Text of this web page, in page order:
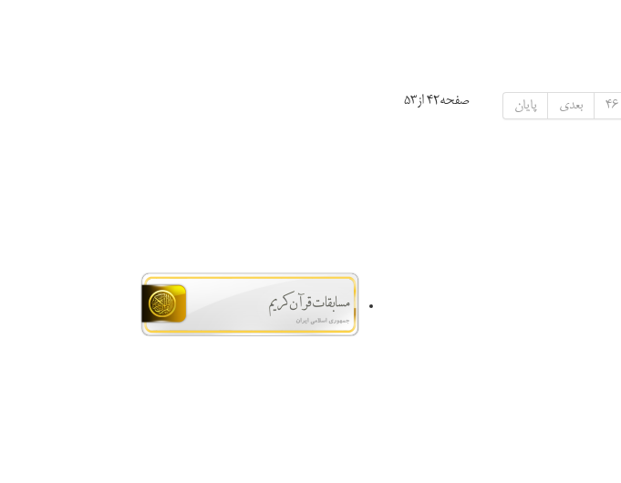
صفحه42 از53 46 بعدی پایان